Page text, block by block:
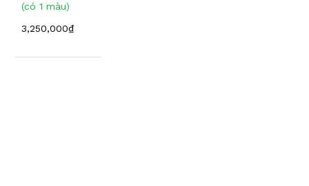
(có 1 màu)
3,250,000₫